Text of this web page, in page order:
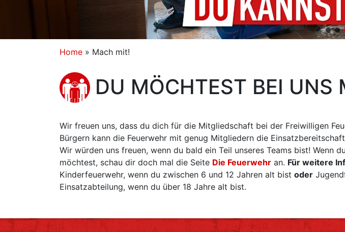
Home » Mach mit!
DU MÖCHTEST BEI UNS
Wir freuen uns, dass du dich für die Mitgliedschaft bei der Freiwilligen
Bürgern kann die Feuerwehr mit genug Mitgliedern die
Wir würden uns freuen, wenn du bald ein Teil unseres Teams bist!
möchtest, schau dir doch mal die Seite Die Feuerwehr an. Für weitere
Kinderfeuerwehr, wenn du zwischen 6 und 12 Jahren alt bist oder
Einsatzabteilung, wenn du über 18 Jahre alt bist.